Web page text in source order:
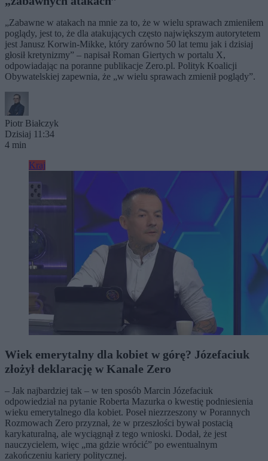
„Zabawne w atakach na mnie za to, że w wielu sprawach zmieniłem
poglądy, jest to, że dla atakujących często największym autorytetem
jest Janusz Korwin-Mikke, który zarówno 50 lat temu jak i dzisiaj
głosił kretynizmy” – napisał Roman Giertych w portalu X,
odpowiadając na poranne publikacje Zero.pl. Polityk Koalicji
Obywatelskiej zapewnia, że „w wielu sprawach zmienił poglądy”.
Piotr Białczyk
Dzisiaj 11:34
4 min
Kraj
Wiek emerytalny dla kobiet w górę? Józefaciuk
złożył deklarację w Kanale Zero
– Jak najbardziej tak – w ten sposób Marcin Józefaciuk
odpowiedział na pytanie Roberta Mazurka o kwestię podniesienia
wieku emerytalnego dla kobiet. Poseł niezrzeszony w Porannych
Rozmowach Zero przyznał, że w przeszłości bywał postacią
karykaturalną, ale wyciągnął z tego wnioski. Dodał, że jest
nauczycielem, więc „ma gdzie wrócić” po ewentualnym
zakończeniu kariery politycznej.